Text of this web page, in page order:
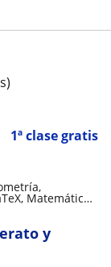
1ª clase gratis
Matemáticas
y